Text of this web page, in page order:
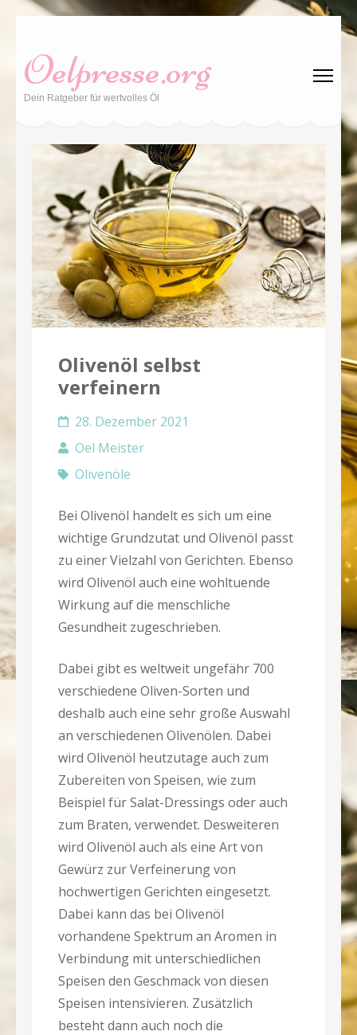
springen
(Enter
Oelpresse.org
Dein Ratgeber für wertvolles Öl
Olivenöl selbst
verfeinern
28. Dezember 2021
Oel Meister
Olivenöle
Bei Olivenöl handelt es sich um eine
wichtige Grundzutat und Olivenöl passt
zu einer Vielzahl von Gerichten. Ebenso
wird Olivenöl auch eine wohltuende
Wirkung auf die menschliche
Gesundheit zugeschrieben.
Dabei gibt es weltweit ungefähr 700
verschiedene Oliven-Sorten und
deshalb auch eine sehr große Auswahl
an verschiedenen Olivenölen. Dabei
wird Olivenöl heutzutage auch zum
Zubereiten von Speisen, wie zum
Beispiel für Salat-Dressings oder auch
zum Braten, verwendet. Desweiteren
wird Olivenöl auch als eine Art von
Gewürz zur Verfeinerung von
hochwertigen Gerichten eingesetzt.
Dabei kann das bei Olivenöl
vorhandene Spektrum an Aromen in
Verbindung mit unterschiedlichen
Speisen den Geschmack von diesen
Speisen intensivieren. Zusätzlich
besteht dann auch noch die